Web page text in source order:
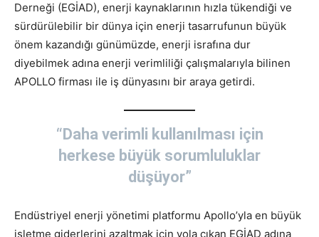
Derneği (EGİAD), enerji kaynaklarının hızla tükendiği ve
sürdürülebilir bir dünya için enerji tasarrufunun büyük
önem kazandığı günümüzde, enerji israfına dur
diyebilmek adına enerji verimliliği çalışmalarıyla bilinen
APOLLO firması ile iş dünyasını bir araya getirdi.
“Daha verimli kullanılması için
herkese büyük sorumluluklar
düşüyor”
Endüstriyel enerji yönetimi platformu Apollo’yla en büyük
işletme giderlerini azaltmak için yola çıkan EGİAD adına